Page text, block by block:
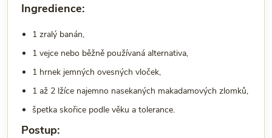
Ingredience:
1 zralý banán,
1 vejce nebo běžně používaná alternativa,
1 hrnek jemných ovesných vloček,
1 až 2 lžíce najemno nasekaných makadamových zlomků,
špetka skořice podle věku a tolerance.
Postup: